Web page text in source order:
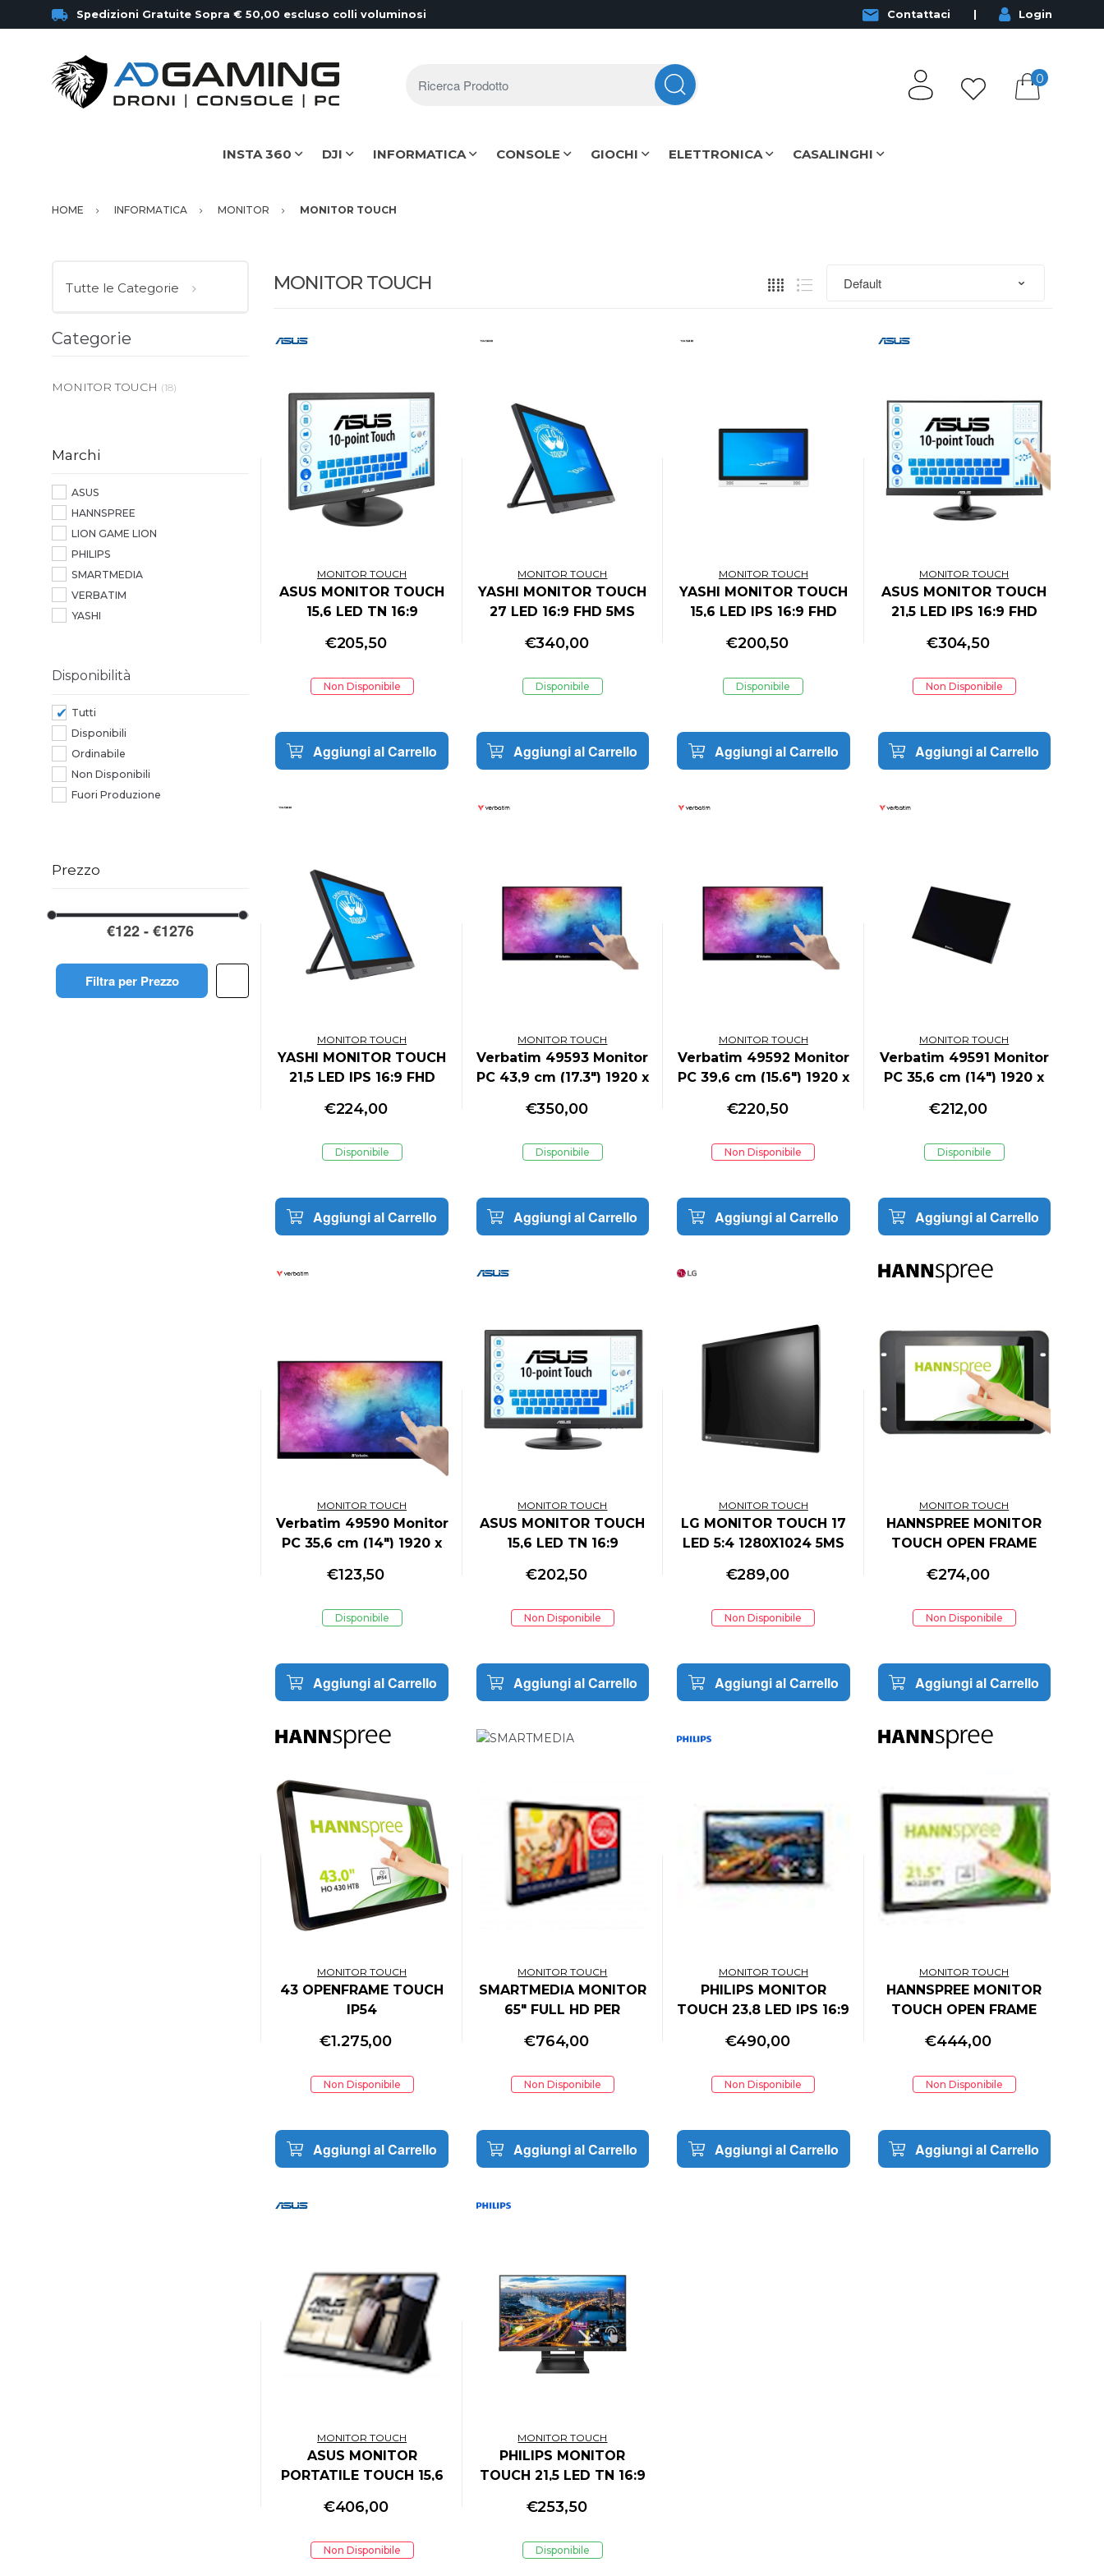
Spedizioni Gratuite Sopra € 50,00 escluso colli voluminosi Contattaci Login
0
INSTA 360 DJI INFORMATICA CONSOLE GIOCHI ELETTRONICA CASALINGHI
HOME INFORMATICA MONITOR MONITOR TOUCH
MONITOR TOUCH
MONITOR TOUCH
ASUS MONITOR TOUCH
15,6 LED TN 16:9
VGA/HDMI, 10 TOCCHI
€205,50
Non Disponibile
Aggiungi al Carrello
MONITOR TOUCH
YASHI MONITOR TOUCH
27 LED 16:9 FHD 5MS
VGA/DVI/HDMI,
€340,00
Disponibile
Aggiungi al Carrello
MONITOR TOUCH
YASHI MONITOR TOUCH
15,6 LED IPS 16:9 FHD
VGA/HDMI, 10 TOCCHI
€200,50
Disponibile
Aggiungi al Carrello
MONITOR TOUCH
ASUS MONITOR TOUCH
21,5 LED IPS 16:9 FHD
TOCCHI
€304,50
Non Disponibile
Aggiungi al Carrello
MONITOR TOUCH
YASHI MONITOR TOUCH
21,5 LED IPS 16:9 FHD
10 TOCCHI CAPACITIVO
€224,00
Disponibile
Aggiungi al Carrello
MONITOR TOUCH
Verbatim 49593 Monitor
PC 43,9 cm (17.3") 1920 x
Touch screen Nero -
€350,00
Disponibile
Aggiungi al Carrello
MONITOR TOUCH
Verbatim 49592 Monitor
PC 39,6 cm (15.6") 1920 x
Touch screen Nero -
€220,50
Non Disponibile
Aggiungi al Carrello
MONITOR TOUCH
Verbatim 49591 Monitor
PC 35,6 cm (14") 1920 x
Touch screen Nero -
€212,00
Disponibile
Aggiungi al Carrello
MONITOR TOUCH
Verbatim 49590 Monitor
PC 35,6 cm (14") 1920 x
Nero - 49590 447784
€123,50
Disponibile
Aggiungi al Carrello
MONITOR TOUCH
ASUS MONITOR TOUCH
15,6 LED TN 16:9
VGA/HDMI, 10 TOCCHI
€202,50
Non Disponibile
Aggiungi al Carrello
MONITOR TOUCH
LG MONITOR TOUCH 17
LED 5:4 1280X1024 5MS
BLACK SCATOLA
€289,00
Non Disponibile
Aggiungi al Carrello
MONITOR TOUCH
HANNSPREE MONITOR
TOUCH OPEN FRAME
170/170 800:1 IP54
VGA/DVI-D/USB
€274,00
Non Disponibile
Aggiungi al Carrello
MONITOR TOUCH
43 OPENFRAME TOUCH
IP54
€1.275,00
Non Disponibile
Aggiungi al Carrello
MONITOR TOUCH
SMARTMEDIA MONITOR
65" FULL HD PER
PLAYER - SCATOLA
€764,00
Non Disponibile
Aggiungi al Carrello
MONITOR TOUCH
PHILIPS MONITOR
TOUCH 23,8 LED IPS 16:9
VGA/DVI/DP/HDMI,
€490,00
Non Disponibile
Aggiungi al Carrello
MONITOR TOUCH
HANNSPREE MONITOR
TOUCH OPEN FRAME
3000:1, 250 CDM, TOUCH
€444,00
Non Disponibile
Aggiungi al Carrello
MONITOR TOUCH
ASUS MONITOR
PORTATILE TOUCH 15,6
CDM, USB-C/MICRO-
€406,00
Non Disponibile
MONITOR TOUCH
PHILIPS MONITOR
TOUCH 21,5 LED TN 16:9
VGA/DP/HDMI,
€253,50
Disponibile
Tutte le Categorie
Categorie
MONITOR TOUCH (18)
Marchi
ASUS
HANNSPREE
LION GAME LION
PHILIPS
SMARTMEDIA
VERBATIM
YASHI
Disponibilità
Tutti
Disponibili
Ordinabile
Non Disponibili
Fuori Produzione
Prezzo
Filtra per Prezzo